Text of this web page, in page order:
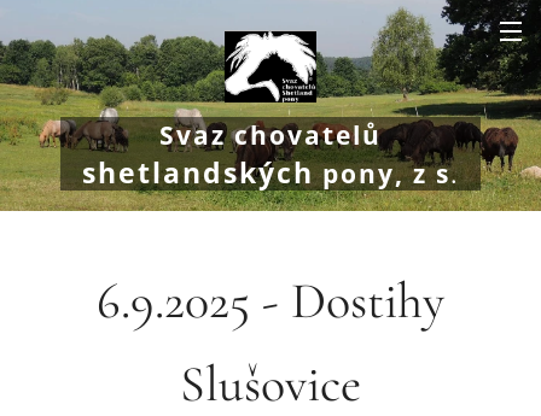
Svaz chovatelů
shetlandskýchpony, z s.
6.9.2025 - Dostihy
Slušovice